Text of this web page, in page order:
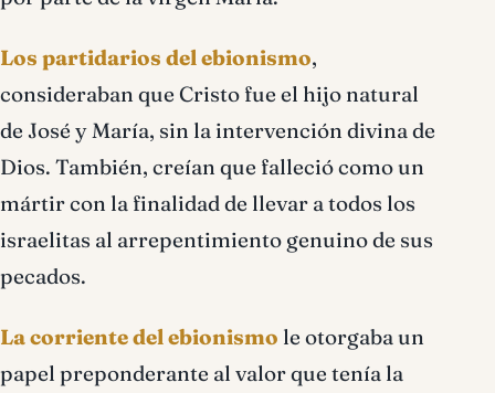
Los partidarios del ebionismo,
consideraban que Cristo fue el hijo natural
de José y María, sin la intervención divina de
Dios. También, creían que falleció como un
mártir con la finalidad de llevar a todos los
israelitas al arrepentimiento genuino de sus
pecados.
La corriente del ebionismo le otorgaba un
papel preponderante al valor que tenía la